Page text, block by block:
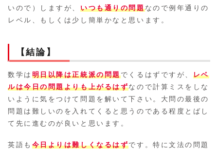
いので）しますが、いつも通りの問題なので例年通りの
レベル、もしくは少し簡単かなと思います。
【結論】
数学は 明日以降は正統派の問題でくるはずですが、 レベ
ルは今日の問題よりも上がるはずなので計算ミスをしな
いように気をつけて問題を解いて下さい。大問の最後の
問題は難しいのを入れてくると思うのである程度とばし
て先に進むのが良いと思います。
英語も 今日よりは難しくなるはずです。特に文法の問題